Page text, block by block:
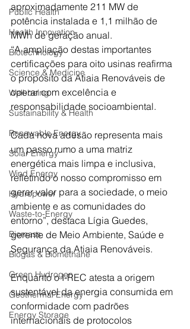
Public Health
Health Innovation
Biotechnology
Science & Medicine
Well-being
Sustainability & Health
Renewable Energy
Solar Energy
Wind Energy
Hydropower
Waste-to-Energy
Biomass
Biogas & Biomethane
Green Hydrogen
Geothermal Energy
Energy Storage
aproximadamente 211 MW de
potência instalada e 1,1 milhão de
MWh de geração anual.
“A ampliação destas importantes
certificações para oito usinas reafirma
o propósito da Atiaia Renováveis de
operar com excelência e
responsabilidade socioambiental.
Cada nova adesão representa mais
um passo rumo a uma matriz
energética mais limpa e inclusiva,
refletindo o nosso compromisso em
gerar valor para a sociedade, o meio
ambiente e as comunidades do
entorno”, destaca Lígia Guedes,
gerente de Meio Ambiente, Saúde e
Segurança da Atiaia Renováveis.
Enquanto o I-REC atesta a origem
sustentável da energia consumida em
conformidade com padrões
internacionais de protocolos